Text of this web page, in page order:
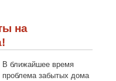
на
В ближайшее время
проблема забытых дома